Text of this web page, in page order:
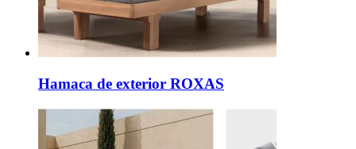
Hamaca de exterior ROXAS